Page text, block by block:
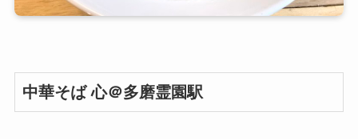
中華そば 心＠多磨霊園駅